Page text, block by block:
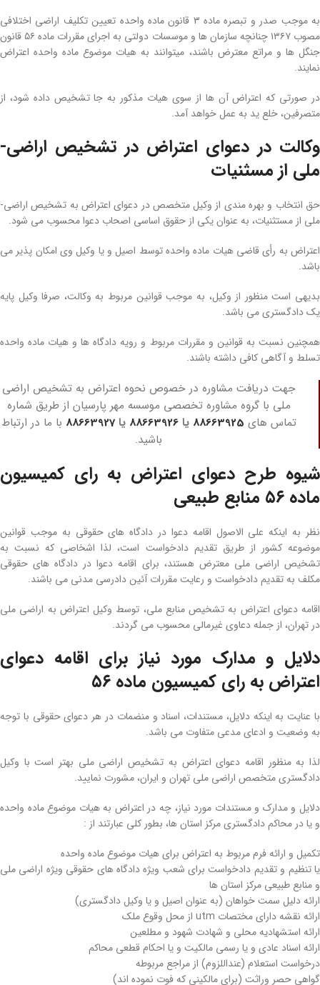
به موجب صدر و تبصره ماده ۳ قانون ماده­ واحده تعیین تکلیف اراضی اختلافی
مصوب ۱۳۶۷ چنانچه سازمان­ ها و موسسات دولتی به اجرای مقررات ماده ۵۶ قانون
جنگل­ ها و مراتع معترض باشند، میتوانند به هیات موضوع ماده­ واحده اعتراض
نمایند.
در صورتی­ که اعتراض آن­ ها از سوی هیات مذکور به جا تشخیص داده شود، از
متصرفین، خلع­ ید به عمل خواهد آمد.
وکالت در دعوای اعتراض در تشخیص اراضی­
ملی از مسثنیات
حق انتخاب و بهره­ مندی از وکیل متخصص در دعوای اعتراض به تشخیص اراضی­
ملی از مستثنیات، به عنوان یکی از حقوق اساسی اصحاب دعوا محسوب می‌ شود.
اعتراض به رأی قاضی هیات ماده­ واحده توسط اصیل و یا وکیل وی امکان‌ پذیر می‌
باشد.
بدیهی است منظور از وکیل، به موجب قوانین مربوط به وکالت، صرفا وکیل پایه
یک دادگستری می‌ باشد.
همچنین نسبت به قوانین و مقررات مربوط و رویه دادگاه­ ها و هیات ماده­ واحده
تسلط و آگاهی کافی داشته باشند.
جهت دریافت مشاوره در خصوص نحوه اعتراض به تشخیص اراضی
ملی با گروه مشاوره تخصصی موسسه مهر پارسیان از طریق شماره
تماس های 88663925 یا88663926 یا88663927 با ما در ارتباط
باشید.
شیوه طرح دعوای اعتراض به رای کمیسیون
ماده ۵۶ منابع طبیعی
نظر به اینکه علی­ الاصول اقامه دعوا در دادگاه‌ های حقوقی به موجب قوانین
موضوعه کشور از طریق تقدیم دادخواست است، لذا اشخاصی که نسبت به
تشخیص اراضی­ ملی معترض هستند، برای اقامه دعوا در دادگاه­ های حقوقی
مکلف به تقدیم دادخواست و رعایت مقررات آئین­ دادرسی مدنی می‌ باشند.
اقامه دعوای اعتراض به تشخیص منابع ملی، توسط وکیل اعتراض به اراضی­ ملی
در تهران، از جمله دعاوی غیرمالی محسوب می­ گردند.
دلایل و مدارک مورد نیاز برای اقامه دعوای
اعتراض به رای کمیسیون ماده ۵۶
با عنایت به اینکه دلایل، مستندات، اسناد و منضمات در هر دعوای حقوقی با توجه
به وضعیت و ادعای مدعی متفاوت می­ باشد.
لذا به منظور اقامه دعوای اعتراض به تشخیص اراضی­ ملی بهتر است با وکیل
دادگستری متخصص اراضی­ ملی تهران و ایران، مشورت نمایید.
دلایل و مدارک و مستندات مورد نیاز، چه در اعتراض به هیات موضوع ماده­ واحده
و یا در محاکم دادگستری مرکز استان­ ها، بطور کلی عبارتند از :
تکمیل و ارائه فرم مربوط به اعتراض برای هیات موضوع ماده­ واحده
یا تنظیم و تقدیم دادخواست برای شعب ویژه دادگاه‌ های حقوقی ویژه اراضی­ ملی
و منابع طبیعی مرکز استان­ ها
ارائه دلیل سمت خواهان (به عنوان اصیل و یا وکیل دادگستری)
ارائه نقشه­ دارای مختصات utm از محل وقوع ملک
ارائه استشهادیه محلی و شهادت شهود و مطلعین
ارائه اسناد عادی و یا رسمی مالکیت و یا احکام قطعی محاکم
درخواست استعلام (عنداللزوم) از مراجع مربوطه
گواهی حصر وراثت (برای مالکینی که فوت نموده­ اند)